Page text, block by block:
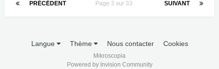
PRÉCÉDENT SUIVANT
Page 3 sur 33
Langue Thème Nous contacter Cookies
Mikroscopia
Powered by Invision Community